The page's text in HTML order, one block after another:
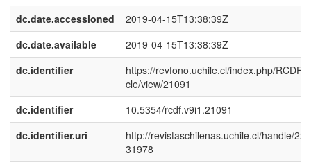
dc.date.accessioned
2019-04-15T13:38:39Z
dc.date.available
2019-04-15T13:38:39Z
dc.identifier
https://revfono.uchile.cl/index.php/RCDF/
cle/view/21091
dc.identifier
10.5354/rcdf.v9i1.21091
dc.identifier.uri
http://revistaschilenas.uchile.cl/handle/
31978